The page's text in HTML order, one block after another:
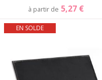
à partir de 5,27 €
EN SOLDE